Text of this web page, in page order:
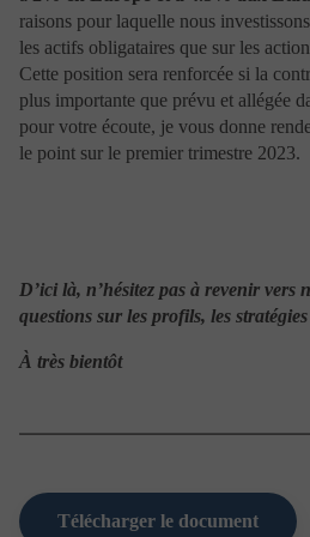
responsable d’informations erronées.
Chaque OPC présenté se rattache à
d’Information pour l’Investisseur et
agréé par l’Autorité des Marchés
toutes les informations légales.
prendre connaissance avant toute
Intervenir sur les marchés financiers
spécifiques. Ces risques dépendent,
catégorie de l’investissement qui
rendement d’un investissement est
l’économie et des marchés) ;
– le risque de liquidité (difficulté de
raisons pour laquelle nous
les actifs obligataires que sur les
Cette position sera renforcée si la
plus importante que prévu et allégée
pour votre écoute, je vous donne
le point sur le premier trimestre 2023.
D’ici là, n’hésitez pas à revenir vers
questions sur les profils, les
À très bientôt
Télécharger le document